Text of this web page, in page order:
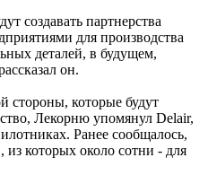
создавать партнерства
для производства
деталей, в будущем,
он.
стороны, которые будут
Лекорню упомянул Delair,
Ранее сообщалось,
из которых около сотни - для